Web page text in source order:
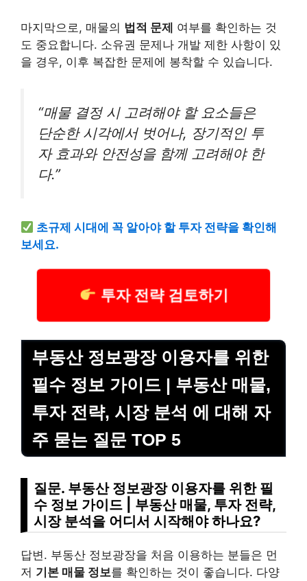
마지막으로, 매물의 법적 문제 여부를 확인하는 것
도 중요합니다. 소유권 문제나 개발 제한 사항이 있
을 경우, 이후 복잡한 문제에 봉착할 수 있습니다.
“매물 결정 시 고려해야 할 요소들은
단순한 시각에서 벗어나, 장기적인 투
자 효과와 안전성을 함께 고려해야 한
다.”
초규제 시대에 꼭 알아야 할 투자 전략을 확인해
보세요.
투자 전략 검토하기
부동산 정보광장 이용자를 위한
필수 정보 가이드 | 부동산 매물,
투자 전략, 시장 분석 에 대해 자
주 묻는 질문 TOP 5
질문. 부동산 정보광장 이용자를 위한 필
수 정보 가이드 | 부동산 매물, 투자 전략,
시장 분석을 어디서 시작해야 하나요?
답변. 부동산 정보광장을 처음 이용하는 분들은 먼
저 기본 매물 정보를 확인하는 것이 좋습니다. 다양